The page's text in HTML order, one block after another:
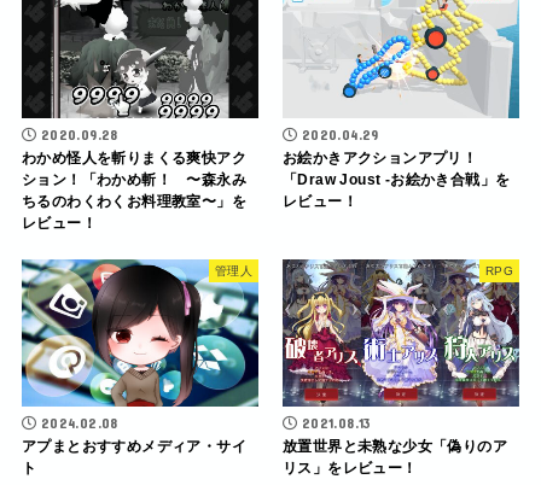
2020.09.28
わかめ怪人を斬りまくる爽快アク
ション！「わかめ斬！ 〜森永み
ちるのわくわくお料理教室〜」を
レビュー！
2020.04.29
お絵かきアクションアプリ！
「Draw Joust -お絵かき合戦」を
レビュー！
管理人
2024.02.08
アプまとおすすめメディア・サイ
ト
RPG
2021.08.13
放置世界と未熟な少女「偽りのア
リス」をレビュー！